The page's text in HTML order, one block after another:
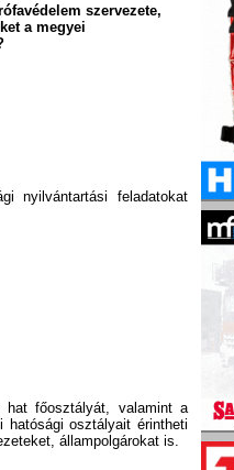
szervezete,
a megyei
nyilvántartási feladatokat
hat főosztályát, valamint a
hatósági osztályait érintheti
állampolgárokat is.